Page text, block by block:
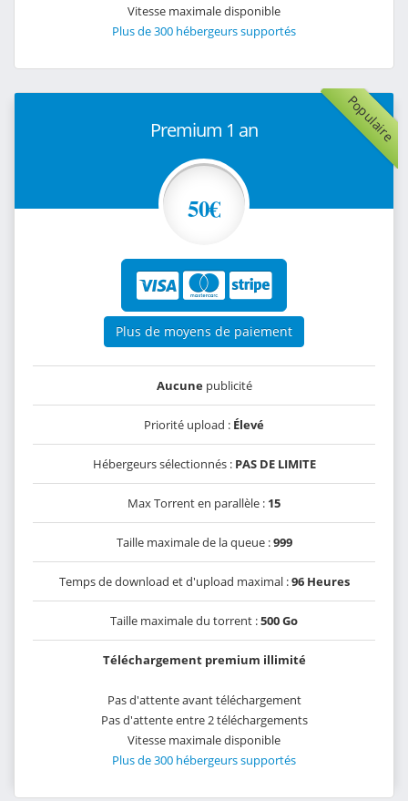
Vitesse maximale disponible
Plus de 300 hébergeurs supportés
Populaire
Premium 1 an
50€
Plus de moyens de paiement
Aucunepublicité
Priorité upload : Élevé
Hébergeurs sélectionnés : PAS DE LIMITE
Max Torrent en parallèle : 15
Taille maximale de la queue :999
Temps de download et d'upload maximal :96 Heures
Taille maximale du torrent :500 Go
Téléchargement premium illimité
Pas d'attente avant téléchargement
Pas d'attente entre 2 téléchargements
Vitesse maximale disponible
Plus de 300 hébergeurs supportés